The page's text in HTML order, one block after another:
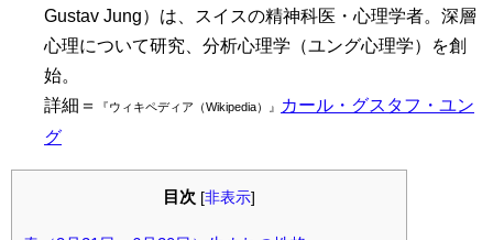
Gustav Jung）は、スイスの精神科医・心理学者。深層
心理について研究、分析心理学（ユング心理学）を創
始。
詳細＝
『ウィキペディア（Wikipedia）』
カール・グスタフ・ユン
グ
目次 [非表示]